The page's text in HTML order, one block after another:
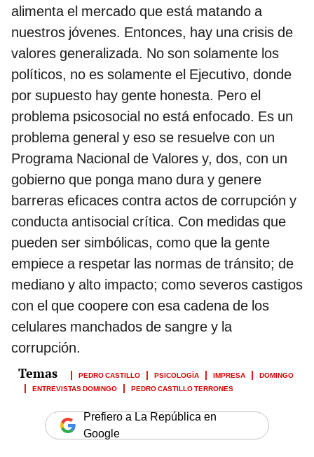
alimenta el mercado que está matando a
nuestros jóvenes. Entonces, hay una crisis de
valores generalizada. No son solamente los
políticos, no es solamente el Ejecutivo, donde
por supuesto hay gente honesta. Pero el
problema psicosocial no está enfocado. Es un
problema general y eso se resuelve con un
Programa Nacional de Valores y, dos, con un
gobierno que ponga mano dura y genere
barreras eficaces contra actos de corrupción y
conducta antisocial crítica. Con medidas que
pueden ser simbólicas, como que la gente
empiece a respetar las normas de tránsito; de
mediano y alto impacto; como severos castigos
con el que coopere con esa cadena de los
celulares manchados de sangre y la
corrupción.
PEDRO CASTILLO PSICOLOGÍA IMPRESA
DOMINGO
ENTREVISTAS DOMINGO
PEDRO CASTILLO TERRONES
Prefiero a La República en
Google